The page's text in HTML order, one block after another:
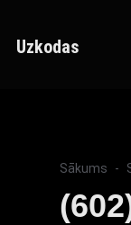
Uzkodas
Sākums